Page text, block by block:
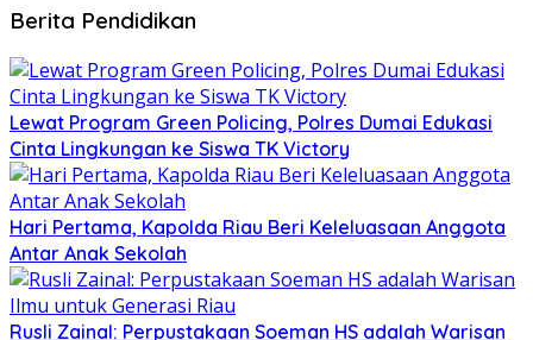
Berita Pendidikan
Lewat Program Green Policing, Polres Dumai Edukasi
Cinta Lingkungan ke Siswa TK Victory
Hari Pertama, Kapolda Riau Beri Keleluasaan Anggota
Antar Anak Sekolah
Rusli Zainal: Perpustakaan Soeman HS adalah Warisan